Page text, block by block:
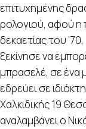
επιτυχημένης
ρολογιού, αφού η
δεκαετίας του
ξεκίνησε να
μπρασελέ, σε ένα
εδρεύει σε
Χαλκιδικής 19
αναλαμβάνει ο